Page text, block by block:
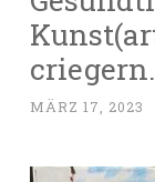
MÄRZ 17, 2023